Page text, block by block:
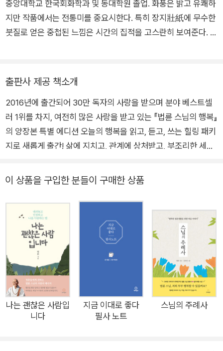
11월 기준). 2020년 코로나 팬데믹 이후 온라인 즉문즉설로 폭넓
어진 대중과 외국인을 만나고 있다. 한반도 평화통일과 난민 지
음의 대화》《지금 이대로 좋다》《인간 붓다》《법륜 스님의 금강경
강의》《법륜 스님의 반야심경 강의》《방황해도 괜찮아》《나는 괜
찮은 사람입니다》《인생수업》《기도》《선생님의 마음공부》《생명
의 강》《스님, 왜 통일을 해야 하나요》 《새로운 100년》등 50여
권이 있다.
중앙대학교 한국회화학과 및 동대학원 졸업. 화풍은 밝고 유쾌하
지만 작품에서는 전통미를 중요시한다. 특히 장지壯紙에 무수한
붓질로 얻은 중첩된 느낌은 시간의 집적을 고스란히 보여준다. 고
럼》 등에서 작가의 감성 가득한 작품을 만날 수 있다.
출판사 제공 책소개
2016년에 출간되어 30만 독자의 사랑을 받으며 분야 베스트셀
러 1위를 차지, 여전히 많은 사랑을 받고 있는 『법륜 스님의 행복』
의 양장본 특별 에디션 오늘의 행복을 읽고, 듣고, 쓰는 힐링 패키
지로 새롭게 출간! 삶에 지치고, 관계에 상처받고, 부조리한 세상
복』이 30만 독자들의 큰 사랑에 보답하는 마음을 담아 양장본 특
향연-3」으로 화사하게 표지를 바꾼 양장본과, 100일 필사 노트
를 함께 구성해 책 속 구절을 하루 한 문장씩 100일 동안 따라 적
으며 필사의 즐거움을 경험할 수 있게 했다. 또한 책 전체 분량을
오디오북(7시간 분량)으로 제작한 QR코드를 넣어 행복의 지혜
를 귀로 듣는 새로운 경험을 선물한다. 많은 이들이 일상적으로
찾아 듣는 법륜 스님의 강연이나 즉문즉설 동영상처럼 『법륜 스
님의 행복』 양장본 특별 에디션에 포함된 QR코드로 언제 어디서
나 30만 독자가 공감한 법륜 스님의 행복 메시지를 들을 수 있게
이 상품을 구입한 분들이 구매한 상품
나는 괜찮은 사람입
니다
지금 이대로 좋다
필사 노트
스님의 주례사